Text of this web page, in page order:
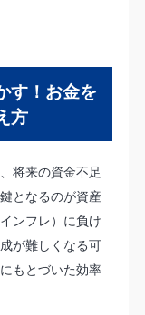
す！お金を
方
将来の資金不足
となるのが資産
ンフレ）に負け
が難しくなる可
もとづいた効率